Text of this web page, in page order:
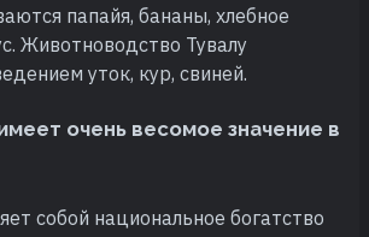
папайя, бананы, хлебное
Животноводство Тувалу
уток, кур, свиней.
очень весомое значение в
собой национальное богатство